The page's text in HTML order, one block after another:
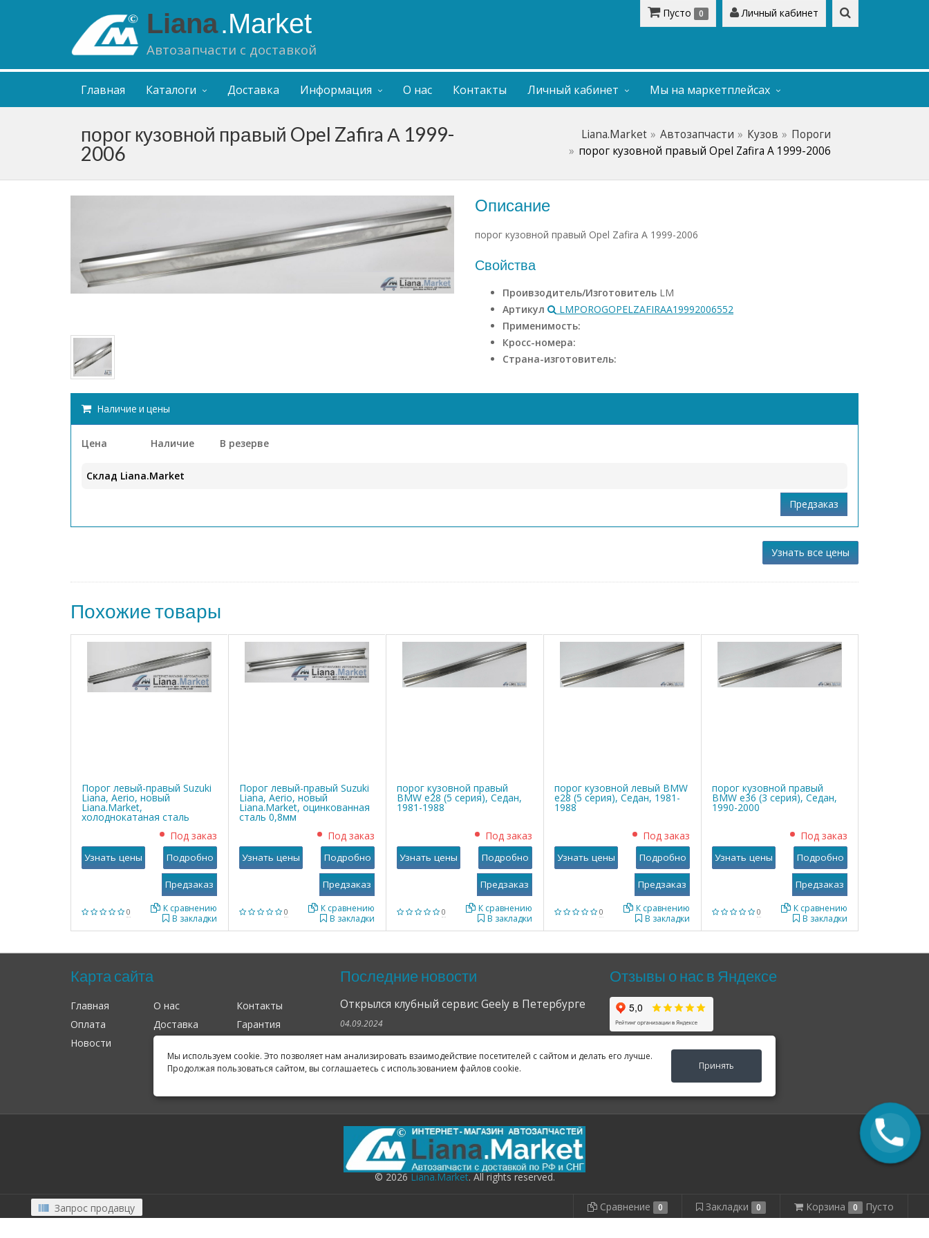
Мы используем cookie. Это позволяет нам анализировать взаимодействие посетителей с сайтом и делать его лучше.
Продолжая пользоваться сайтом, вы соглашаетесь с использованием файлов cookie.
Принять
Liana.Market
Автозапчасти с доставкой
Пусто 0 Личный кабинет
Главная Каталоги Доставка Информация О нас Контакты Личный кабинет Мы на маркетплейсах
порог кузовной правый Opel Zafira А 1999-
2006
Liana.Market Автозапчасти Кузов
Пороги
порог кузовной правый Opel Zafira А 1999-2006
Описание
порог кузовной правый Opel Zafira А 1999-2006
Свойства
Проивзодитель/Изготовитель LM
Артикул
LMPOROGOPELZAFIRAA19992006552
Применимость:
Кросс-номера:
Страна-изготовитель:
Наличие и цены
Цена Наличие В резерве
Склад Liana.Market
Узнать все цены
Похожие товары
Порог левый-правый Suzuki
Liana, Aerio, новый
Liana.Market,
холоднокатаная сталь
0,8мм
0
Под заказ
В закладки
К сравнению
Узнать цены Подробно
Порог левый-правый Suzuki
Liana, Aerio, новый
Liana.Market, оцинкованная
сталь 0,8мм
0
Под заказ
В закладки
К сравнению
Узнать цены Подробно
порог кузовной правый
BMW е28 (5 серия), Седан,
1981-1988
0
Под заказ
В закладки
К сравнению
Узнать цены Подробно
порог кузовной левый BMW
е28 (5 серия), Седан, 1981-
1988
0
Под заказ
В закладки
К сравнению
Узнать цены Подробно
порог кузовной правый
BMW е36 (3 серия), Седан,
1990-2000
0
Под заказ
В закладки
К сравнению
Узнать цены Подробно
Карта сайта
Главная О нас
Контакты
Оплата
Доставка
Гарантия
Новости
Оферта
Последние новости
Открылся клубный сервис Geely в Петербурге
04.09.2024
Отзывы о нас в Яндексе и Гугле
11.02.2019
Отзывы о нас в Яндексе
© 2026Liana.Market. All rights reserved.
Запрос продавцу Сравнение 0 Закладки 0 Корзина 0 Пусто